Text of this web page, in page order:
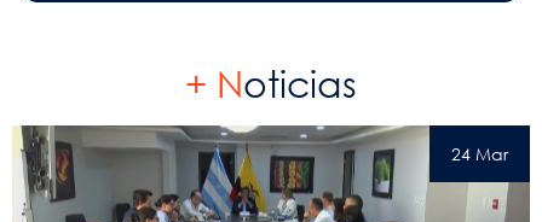
+ Noticias
24 Mar